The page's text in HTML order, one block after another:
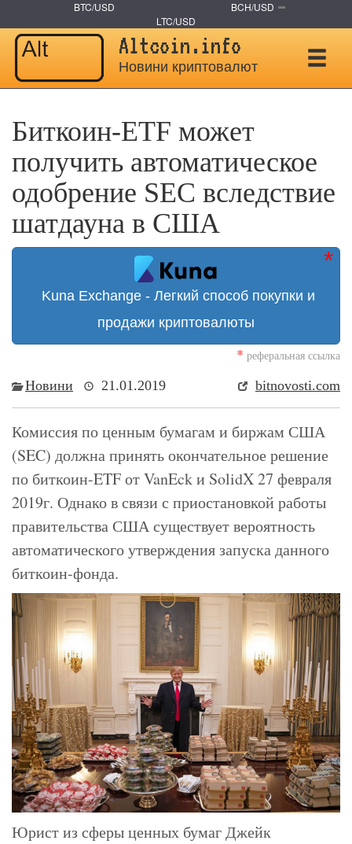
BTC/USD
BCH/USD
LTC/USD
Altcoin.info
Новини криптовалют
Биткоин-ETF может
получить автоматическое
одобрение SEC вследствие
шатдауна в США
Kuna Exchange - Легкий способ покупки и
продажи криптовалюты
* реферальная ссылка
Новини 21.01.2019 bitnovosti.com
Комиссия по ценным бумагам и биржам США
(SEC) должна принять окончательное решение
по биткоин-ETF от VanEck и SolidX 27 февраля
2019г. Однако в связи с приостановкой работы
правительства США существует вероятность
автоматического утверждения запуска данного
биткоин-фонда.
Юрист из сферы ценных бумаг Джейк